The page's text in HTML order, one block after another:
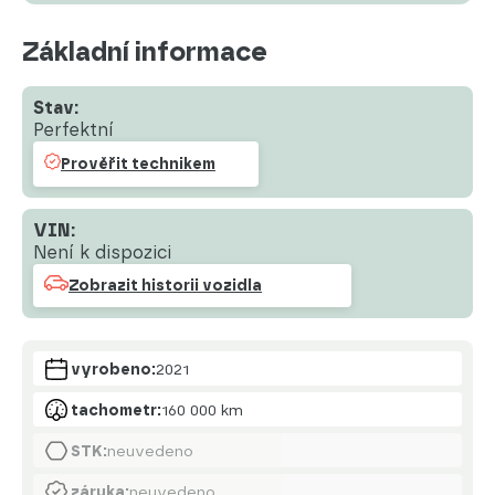
Základní informace
Stav:
Perfektní
Prověřit technikem
VIN:
Není k dispozici
Zobrazit historii vozidla
vyrobeno:2021
tachometr:160 000 km
STK:neuvedeno
neuvedeno